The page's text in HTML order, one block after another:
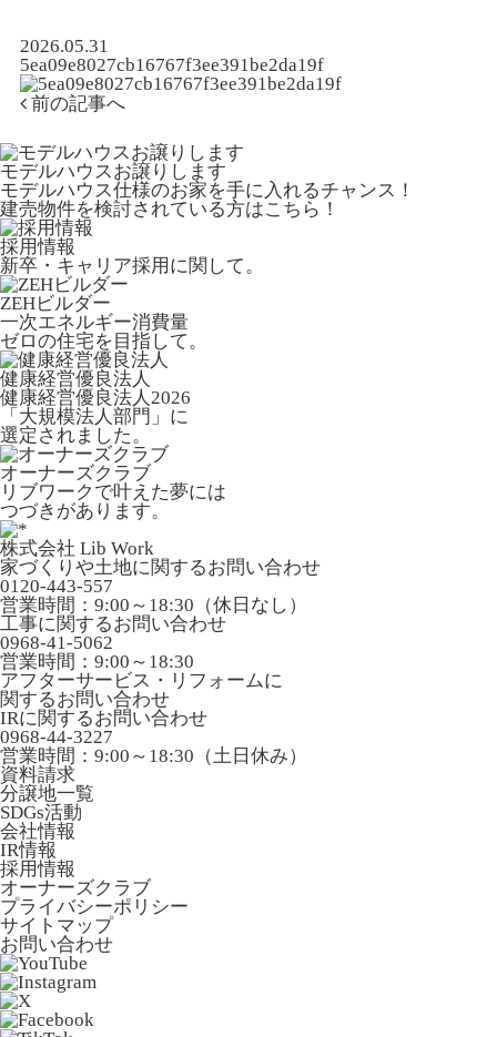
2026.05.31
5ea09e8027cb16767f3ee391be2da19f
前の記事へ
モデルハウスお譲りします
モデルハウス仕様のお家を手に入れるチャンス！
建売物件を検討されている方はこちら！
採用情報
新卒・キャリア採用に関して。
ZEHビルダー
一次エネルギー消費量
ゼロの住宅を目指して。
健康経営優良法人
健康経営優良法人2026
「大規模法人部門」に
選定されました。
オーナーズクラブ
リブワークで叶えた夢には
つづきがあります。
株式会社 Lib Work
家づくりや土地に関するお問い合わせ
0120-443-557
営業時間：9:00～18:30（休日なし）
工事に関するお問い合わせ
0968-41-5062
営業時間：9:00～18:30
アフターサービス・リフォームに
関するお問い合わせ
IRに関するお問い合わせ
0968-44-3227
営業時間：9:00～18:30（土日休み）
資料請求
分譲地一覧
SDGs活動
会社情報
IR情報
採用情報
オーナーズクラブ
プライバシーポリシー
サイトマップ
お問い合わせ